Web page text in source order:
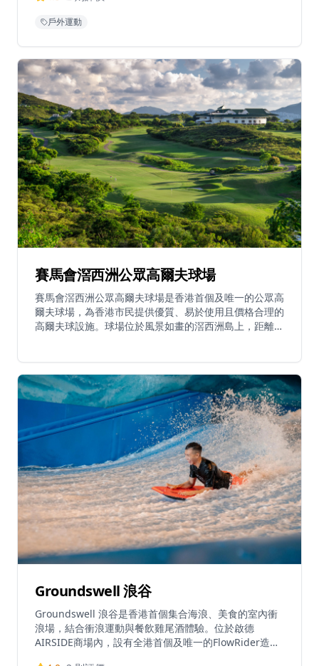
和障礙駕駛技能。年度會員費為每年1,800港元，擁有自
戶外運動
賽馬會滘西洲公眾高爾夫球場
賽馬會滘西洲公眾高爾夫球場是香港首個及唯一的公眾高
爾夫球場，為香港市民提供優質、易於使用且價格合理的
高爾夫球設施。球場位於風景如畫的滘西洲島上，距離西
洞球場，包括東場、南場和北場。高爾夫球場可通過往返
西貢和滘西洲的渡輪服務到達，西貢的高爾夫球場碼頭距
離高爾夫球場停車場僅需步行一小段路程。這個設施作為
重要的康樂設施，推廣高爾夫球運動在香港的普及，打破
了傳統上高爾夫球會的專屬性質。
Groundswell 浪谷
Groundswell 浪谷是香港首個集合海浪、美食的室內衝
浪場，結合衝浪運動與餐飲雞尾酒體驗。位於啟德
AIRSIDE商場內，設有全港首個及唯一的FlowRider造浪